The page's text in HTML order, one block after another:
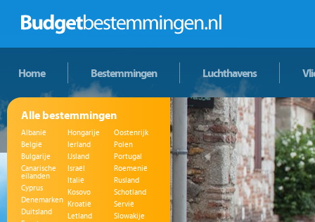
Home Bestemmingen Luchthavens
Alle bestemmingen
Albanië
België
Bulgarije
Canarische
eilanden
Cyprus
Denemarken
Duitsland
Hongarije
Ierland
IJsland
Israël
Italië
Kosovo
Kroatië
Letland
Oostenrijk
Polen
Portugal
Roemenië
Rusland
Schotland
Servië
Slowakije